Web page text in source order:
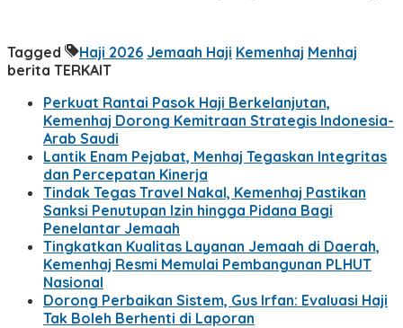
Tagged Haji 2026 Jemaah Haji Kemenhaj Menhaj
berita TERKAIT
Perkuat Rantai Pasok Haji Berkelanjutan,
Kemenhaj Dorong Kemitraan Strategis Indonesia-
Arab Saudi
Lantik Enam Pejabat, Menhaj Tegaskan Integritas
dan Percepatan Kinerja
Tindak Tegas Travel Nakal, Kemenhaj Pastikan
Sanksi Penutupan Izin hingga Pidana Bagi
Penelantar Jemaah
Tingkatkan Kualitas Layanan Jemaah di Daerah,
Kemenhaj Resmi Memulai Pembangunan PLHUT
Nasional
Dorong Perbaikan Sistem, Gus Irfan: Evaluasi Haji
Tak Boleh Berhenti di Laporan